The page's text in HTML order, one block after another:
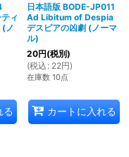
ィ
ノ
る
日本語版 BODE-JP011
Ad Libitum of Despia
デスピアの凶劇 (ノーマ
ル)
20円(税別)
(税込 : 22円)
在庫数 10点
カートに入れる